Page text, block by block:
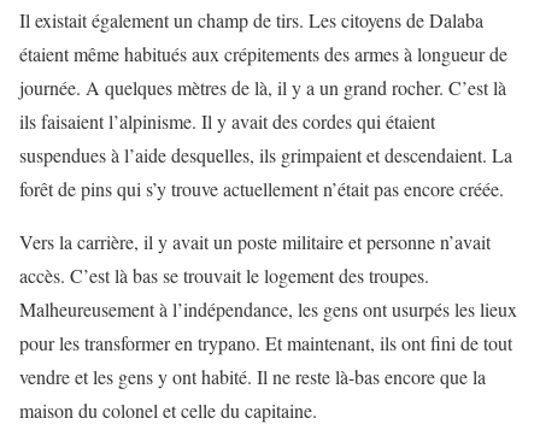
Il existait également un champ de tirs. Les citoyens de Dalaba
étaient même habitués aux crépitements des armes à longueur de
journée. A quelques mètres de là, il y a un grand rocher. C’est là
ils faisaient l’alpinisme. Il y avait des cordes qui étaient
suspendues à l’aide desquelles, ils grimpaient et descendaient. La
forêt de pins qui s’y trouve actuellement n’était pas encore créée.
Vers la carrière, il y avait un poste militaire et personne n’avait
accès. C’est là bas se trouvait le logement des troupes.
Malheureusement à l’indépendance, les gens ont usurpés les lieux
pour les transformer en trypano. Et maintenant, ils ont fini de tout
vendre et les gens y ont habité. Il ne reste là-bas encore que la
maison du colonel et celle du capitaine.